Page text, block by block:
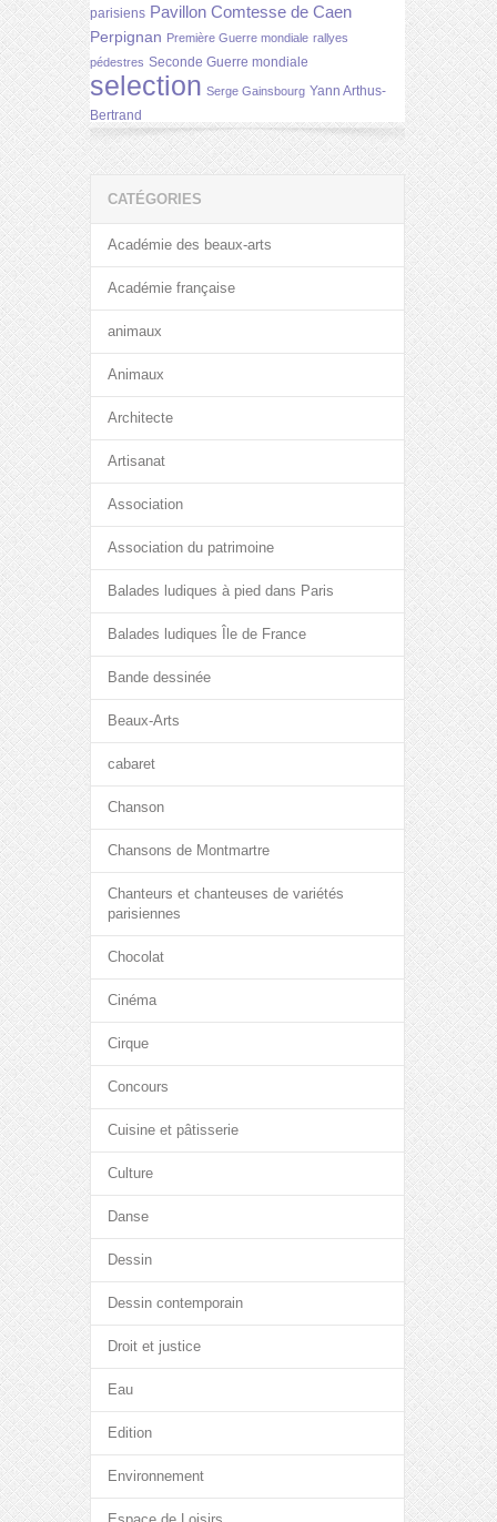
parisiens Pavillon Comtesse de Caen
Perpignan Première Guerre mondiale rallyes
pédestres Seconde Guerre mondiale
selection Serge Gainsbourg Yann Arthus-
Bertrand
CATÉGORIES
Académie des beaux-arts
Académie française
animaux
Animaux
Architecte
Artisanat
Association
Association du patrimoine
Balades ludiques à pied dans Paris
Balades ludiques Île de France
Bande dessinée
Beaux-Arts
cabaret
Chanson
Chansons de Montmartre
Chanteurs et chanteuses de variétés
parisiennes
Chocolat
Cinéma
Cirque
Concours
Cuisine et pâtisserie
Culture
Danse
Dessin
Dessin contemporain
Droit et justice
Eau
Edition
Environnement